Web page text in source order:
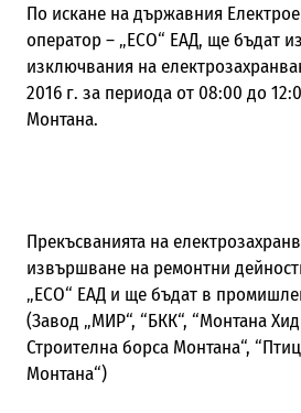
По искане на държавния
оператор – „ЕСО“ ЕАД, ще бъдат
изключвания на
2016 г. за периода от 08:00 до
Монтана.
Прекъсванията на
извършване на ремонтни
„ЕСО“ ЕАД и ще бъдат в
(Завод „МИР“, “БКК“, “Монтана
Строителна борса Монтана“,
Монтана“)